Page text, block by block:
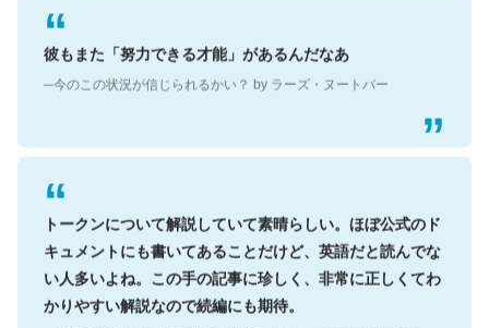
彼もまた「努力できる才能」があるんだなあ
─今のこの状況が信じられるかい？ by ラーズ・ヌートバー
トークンについて解説していて素晴らしい。ほぼ公式のド
キュメントにも書いてあることだけど、英語だと読んでな
い人多いよね。この手の記事に珍しく、非常に正しくてわ
かりやすい解説なので続編にも期待。